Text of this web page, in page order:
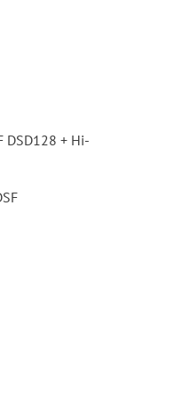
DSD128 + Hi-